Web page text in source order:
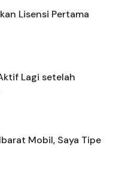
Lisensi Pertama
Lagi setelah
Mobil, Saya Tipe